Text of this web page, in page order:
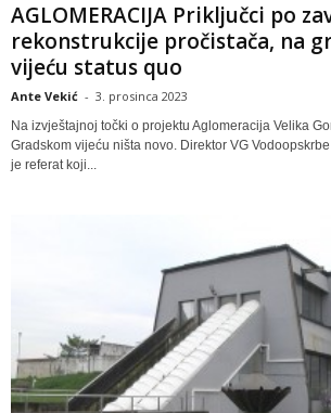
AGLOMERACIJA Priključci po
rekonstrukcije pročistača, na
vijeću status quo
Ante Vekić - 3. prosinca 2023
Na izvještajnoj točki o projektu Aglomeracija Velika
Gradskom vijeću ništa novo. Direktor VG
je referat koji...